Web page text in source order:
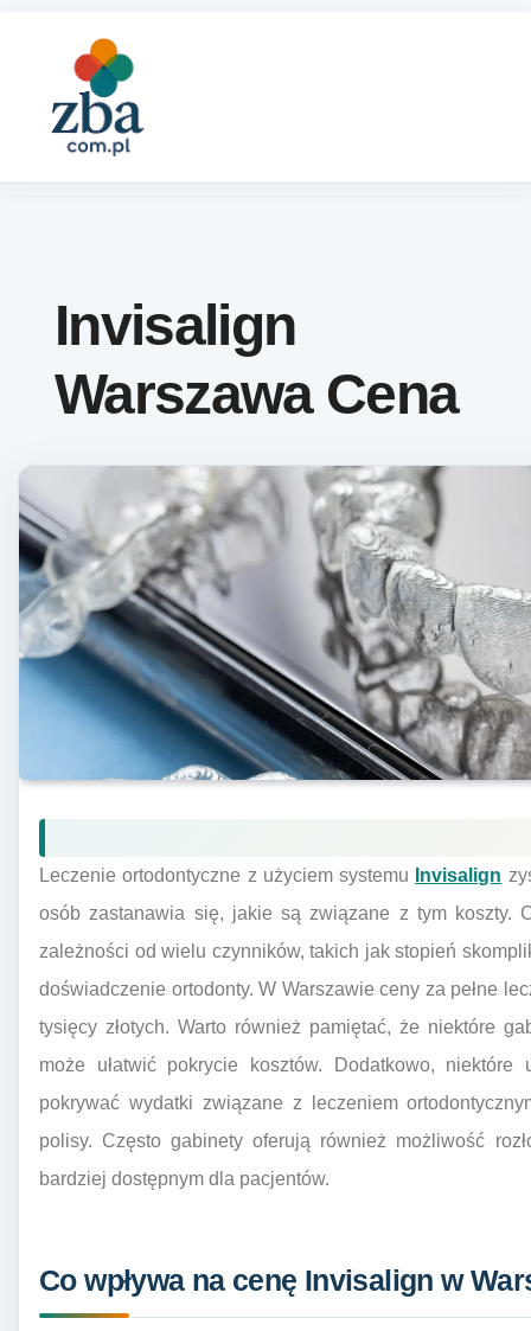
Invisalign
Warszawa Cena
Leczenie ortodontyczne z użyciem systemu Invisalign
osób zastanawia się, jakie są związane z tym koszty.
zależności od wielu czynników, takich jak stopień
doświadczenie ortodonty. W Warszawie ceny za pełne
tysięcy złotych. Warto również pamiętać, że niektóre
może ułatwić pokrycie kosztów. Dodatkowo, niektóre
pokrywać wydatki związane z leczeniem
polisy. Często gabinety oferują również możliwość
bardziej dostępnym dla pacjentów.
Co wpływa na cenę Invisalign w